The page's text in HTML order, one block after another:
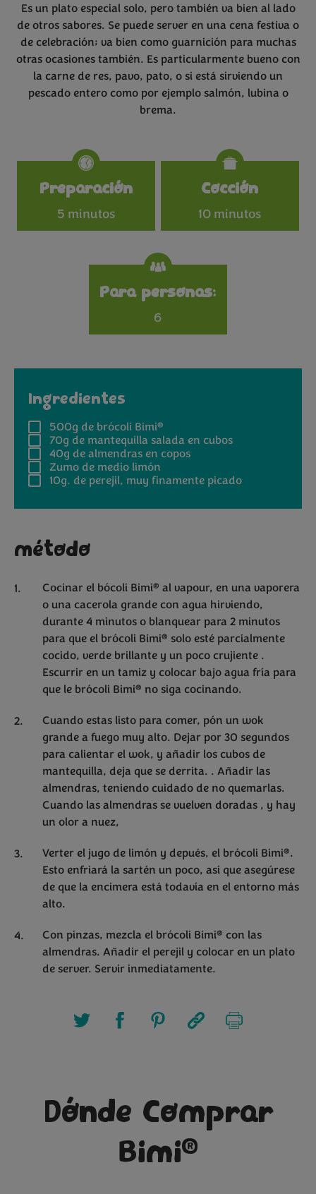
Es un plato especial solo, pero también va bien al lado
de otros sabores. Se puede server en una cena festiva o
de celebración; va bien como guarnición para muchas
otras ocasiones también. Es particularmente bueno con
la carne de res, pavo, pato, o si está sirviendo un
pescado entero como por ejemplo salmón, lubina o
brema.
Specifications
Preparación
5 minutos
Cocción
10 minutos
Para personas:
6
Ingredientes
500g de brócoli Bimi®
70g de mantequilla salada en cubos
40g de almendras en copos
Zumo de medio limón
10g. de perejil, muy finamente picado
método
Cocinar el bócoli Bimi® al vapour, en una vaporera
o una cacerola grande con agua hirviendo,
durante 4 minutos o blanquear para 2 minutos
para que el brócoli Bimi® solo esté parcialmente
cocido, verde brillante y un poco crujiente .
Escurrir en un tamiz y colocar bajo agua fría para
que le brócoli Bimi® no siga cocinando.
Cuando estas listo para comer, pón un wok
grande a fuego muy alto. Dejar por 30 segundos
para calientar el wok, y añadir los cubos de
mantequilla, deja que se derrita. . Añadir las
almendras, teniendo cuidado de no quemarlas.
Cuando las almendras se vuelven doradas , y hay
un olor a nuez,
Verter el jugo de limón y depués, el brócoli Bimi®.
Esto enfriará la sartén un poco, así que asegúrese
de que la encimera está todavía en el entorno más
alto.
Con pinzas, mezcla el brócoli Bimi® con las
almendras. Añadir el perejil y colocar en un plato
de server. Servir inmediatamente.
Dónde Comprar
Bimi®